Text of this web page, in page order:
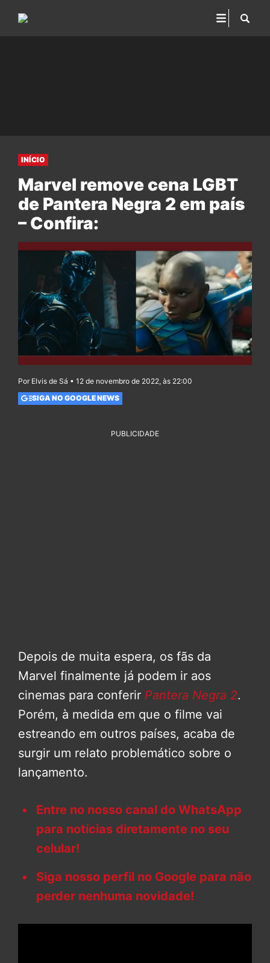
INÍCIO
Marvel remove cena LGBT
de Pantera Negra 2 em país
– Confira:
Por Elvis de Sá • 12 de novembro de 2022, às 22:00
SIGA NO GOOGLE NEWS
PUBLICIDADE
Depois de muita espera, os fãs da
Marvel finalmente já podem ir aos
cinemas para conferir Pantera Negra 2.
Porém, à medida em que o filme vai
estreando em outros países, acaba de
surgir um relato problemático sobre o
lançamento.
Entre no nosso canal do WhatsApp
para notícias diretamente no seu
celular!
Siga nosso perfil no Google para não
perder nenhuma novidade!